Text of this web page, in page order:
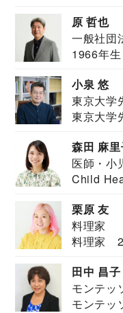
原 哲也
一般社団
JAPAN
1966年
小泉 悠
東京大学
東京大学
森田 麻
医師・小
Child
栗原 友
料理家
料理家
田中 昌子
モンテッ
ズハウス
モンテ